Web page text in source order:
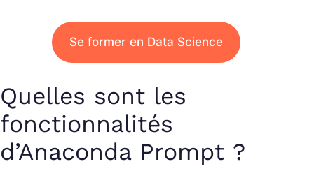
Se former en Data Science
Quelles sont les
fonctionnalités
d’Anaconda Prompt ?